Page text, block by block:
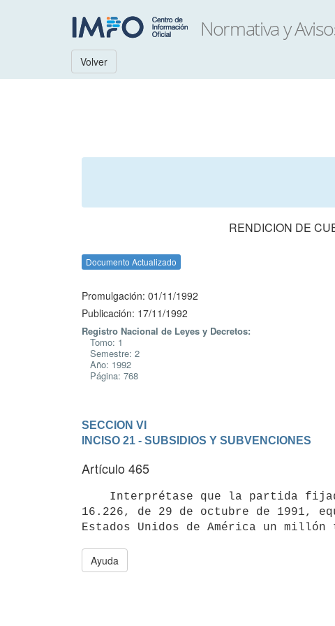
Volver
RENDICION DE
Documento Actualizado
Promulgación: 01/11/1992
Publicación: 17/11/1992
Registro Nacional de Leyes y Decretos:
Tomo: 1
Semestre: 2
Año: 1992
Página: 768
SECCION VI
INCISO 21 - SUBSIDIOS Y SUBVENCIONES
Artículo 465
16.226, de 29 de octubre de 1991,
Ayuda